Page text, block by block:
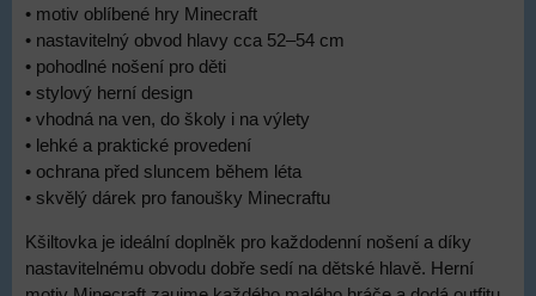
• motiv oblíbené hry Minecraft
• nastavitelný obvod hlavy cca 52–54 cm
• pohodlné nošení pro děti
• stylový herní design
• vhodná na ven, do školy i na výlety
• lehké a praktické provedení
• ochrana před sluncem během léta
• skvělý dárek pro fanoušky Minecraftu
Kšiltovka je ideální doplněk pro každodenní nošení a díky
nastavitelnému obvodu dobře sedí na dětské hlavě. Herní